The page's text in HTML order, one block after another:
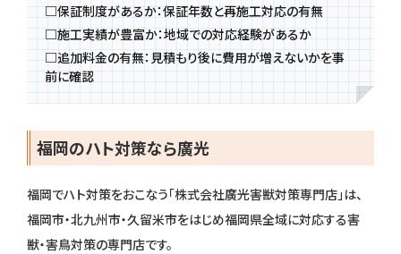
□保証制度があるか：保証年数と再施工対応の有無
□施工実績が豊富か：地域での対応経験があるか
□追加料金の有無：見積もり後に費用が増えないかを事
前に確認
福岡のハト対策なら廣光
福岡でハト対策をおこなう「株式会社廣光害獣対策専門店」は、
福岡市・北九州市・久留米市をはじめ福岡県全域に対応する害
獣・害鳥対策の専門店です。